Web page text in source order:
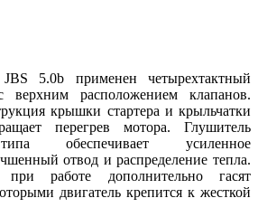
5.0b применен четырехтактный
верхним расположением клапанов.
крышки стартера и крыльчатки
перегрев мотора. Глушитель
обеспечивает усиленное
отвод и распределение тепла.
работе дополнительно гасят
двигатель крепится к жесткой